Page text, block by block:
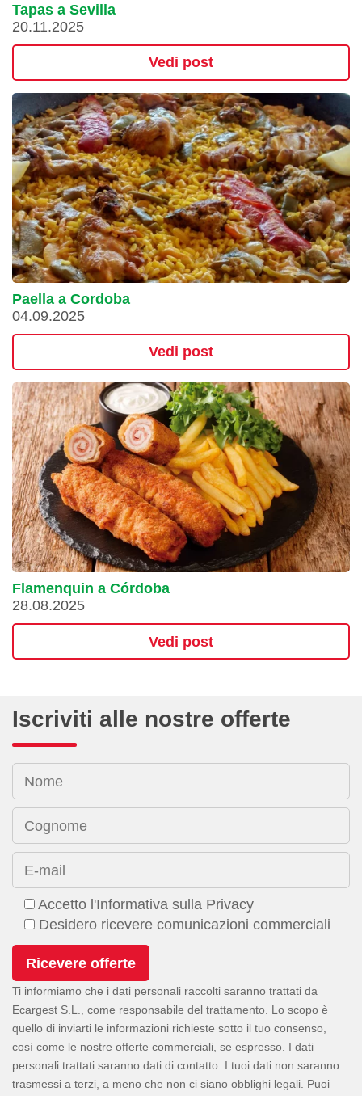
Tapas a Sevilla
20.11.2025
Vedi post
Paella a Cordoba
04.09.2025
Vedi post
Flamenquin a Córdoba
28.08.2025
Vedi post
Iscriviti alle nostre offerte
Nome
Cognome
E-mail
Accetto l'Informativa sulla Privacy
Desidero ricevere comunicazioni commerciali
Ti informiamo che i dati personali raccolti saranno trattati da
Ecargest S.L., come responsabile del trattamento. Lo scopo è
quello di inviarti le informazioni richieste sotto il tuo consenso,
così come le nostre offerte commerciali, se espresso. I dati
personali trattati saranno dati di contatto. I tuoi dati non saranno
trasmessi a terzi, a meno che non ci siano obblighi legali. Puoi